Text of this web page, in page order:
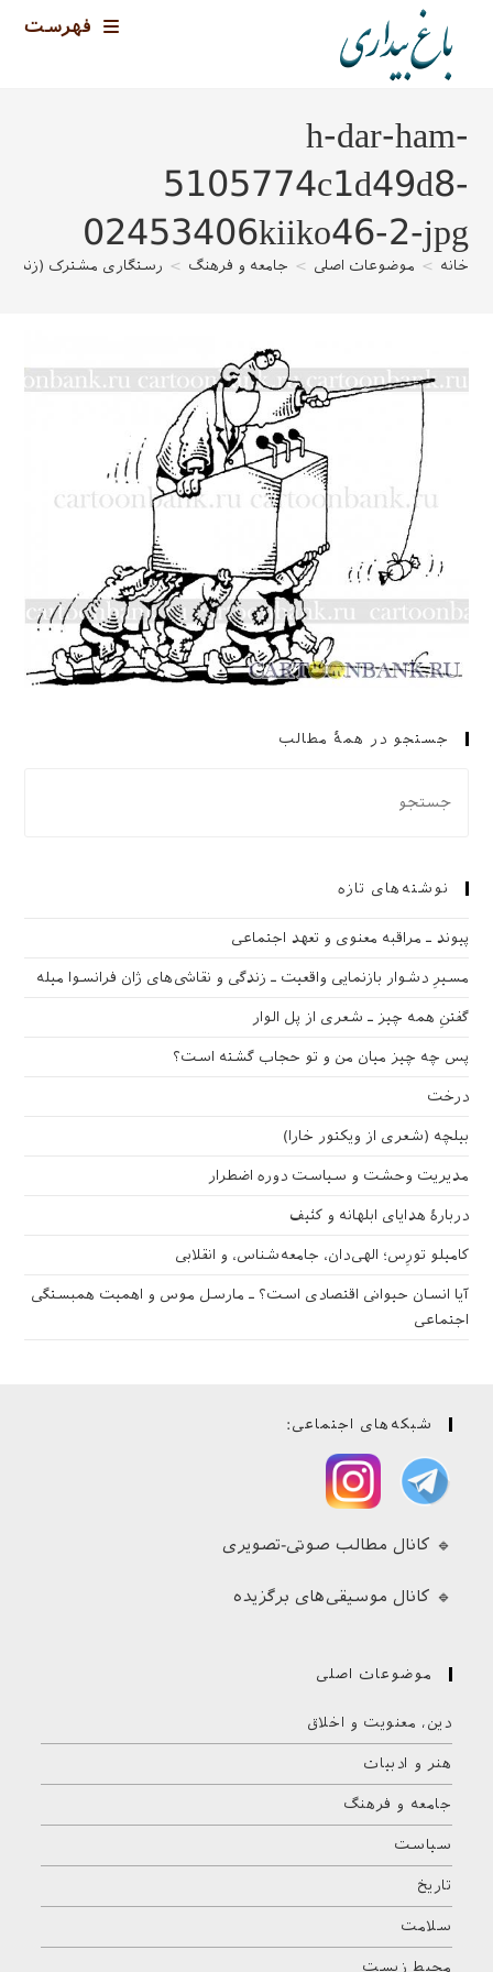
فهرست
h-dar-ham-
5105774c1d49d8-
02453406kiiko46-2-jpg
خانه > موضوعات اصلی > جامعه و فرهنگ > رستگاری مشترک (زندگی
جستجو در همهٔ مطالب
نوشته‌های تازه
پیوند ـ مراقبه‌ معنوی و تعهد اجتماعی
مسیرِ دشوار بازنمایی واقعیت ـ زندگی و نقاشی‌های ژان فرانسوا میله
گفتنِ همه چیز ـ شعری از پل الوار
پس چه چیز میان من و تو حجاب گشته است؟
درخت
بیلچه (شعری از ویکتور خارا)
مدیریت وحشت و سیاست دوره اضطرار
دربارهٔ هدایای ابلهانه و کثیف
کامیلو تورِس؛ الهی‌دان، جامعه‌شناس، و انقلابی
آیا انسان حیوانی اقتصادی است؟ ـ مارسل موس و اهمیت همبستگی
اجتماعی
شبکه‌های اجتماعی:
🔹 کانال مطالب صوتی-تصویری
🔹 کانال موسیقی‌های برگزیده
موضوعات اصلی
دین، معنویت و اخلاق
هنر و ادبیات
جامعه و فرهنگ
سیاست
تاریخ
سلامت
محیط زیست